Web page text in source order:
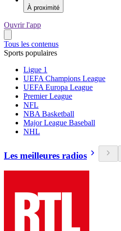
À proximité
Ouvrir l'app
Tous les contenus
Sports populaires
Ligue 1
UEFA Champions League
UEFA Europa League
Premier League
NFL
NBA Basketball
Major League Baseball
NHL
Les meilleures radios